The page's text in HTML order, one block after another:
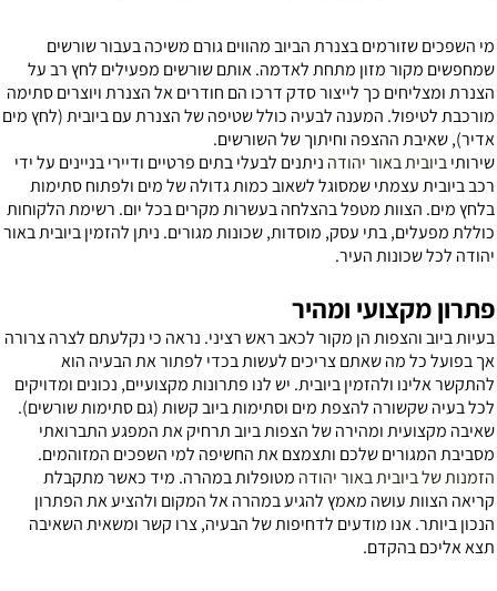
השפכים שזורמים בצנרת הביוב מהווים גורם משיכה בעבור שורשים
מקור מזון מתחת לאדמה. אותם שורשים מפעילים לחץ רב על
ומצליחים כך לייצור סדק דרכו הם חודרים אל הצנרת ויוצרים סתימה
לטיפול. המענה לבעיה כולל שטיפה של הצנרת עם ביובית (לחץ מים
שאיבת ההצפה וחיתוך של השורשים.
ביובית באור יהודהניתנים לבעלי בתים פרטיים ודיירי בניינים על ידי
ביובית עצמתי שמסוגל לשאוב כמות גדולה של מים ולפתוח סתימות
מים. הצוות מטפל בהצלחה בעשרות מקרים בכל יום. רשימת הלקוחות
מפעלים, בתי עסק, מוסדות, שכונות מגורים. ניתן להזמין ביובית באור
לכל שכונות העיר.
מקצועי ומהיר
ביוב והצפות הן מקור לכאב ראש רציני. נראה כי נקלעתם לצרה צרורה
בפועל כל מה שאתם צריכים לעשות בכדי לפתור את הבעיה הוא
אלינו ולהזמין ביובית. יש לנו פתרונות מקצועיים, נכונים ומדויקים
בעיה שקשורה להצפת מים וסתימות ביוב קשות (גם סתימות שורשים).
מקצועית ומהירה של הצפות ביוב תרחיק את המפגע התברואתי
המגורים שלכם ותצמצם את החשיפה למי השפכים המזוהמים.
של ביובית באור יהודהמטופלות במהרה. מיד כאשר מתקבלת
הצוות עושה מאמץ להגיע במהרה אל המקום ולהציע את הפתרון
ביותר. אנו מודעים לדחיפות של הבעיה, צרו קשר ומשאית השאיבה
אליכם בהקדם.